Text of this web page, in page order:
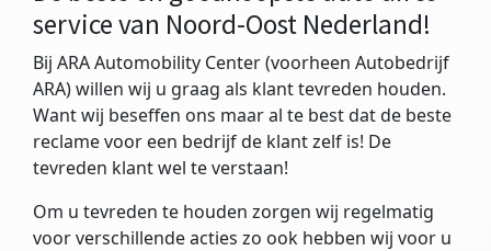
service van Noord-Oost Nederland!
Bij ARA Automobility Center (voorheen Autobedrijf
ARA) willen wij u graag als klant tevreden houden.
Want wij beseffen ons maar al te best dat de beste
reclame voor een bedrijf de klant zelf is! De
tevreden klant wel te verstaan!
Om u tevreden te houden zorgen wij regelmatig
voor verschillende acties zo ook hebben wij voor u